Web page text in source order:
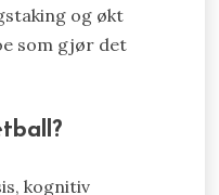
og økt
som gjør det
kognitiv